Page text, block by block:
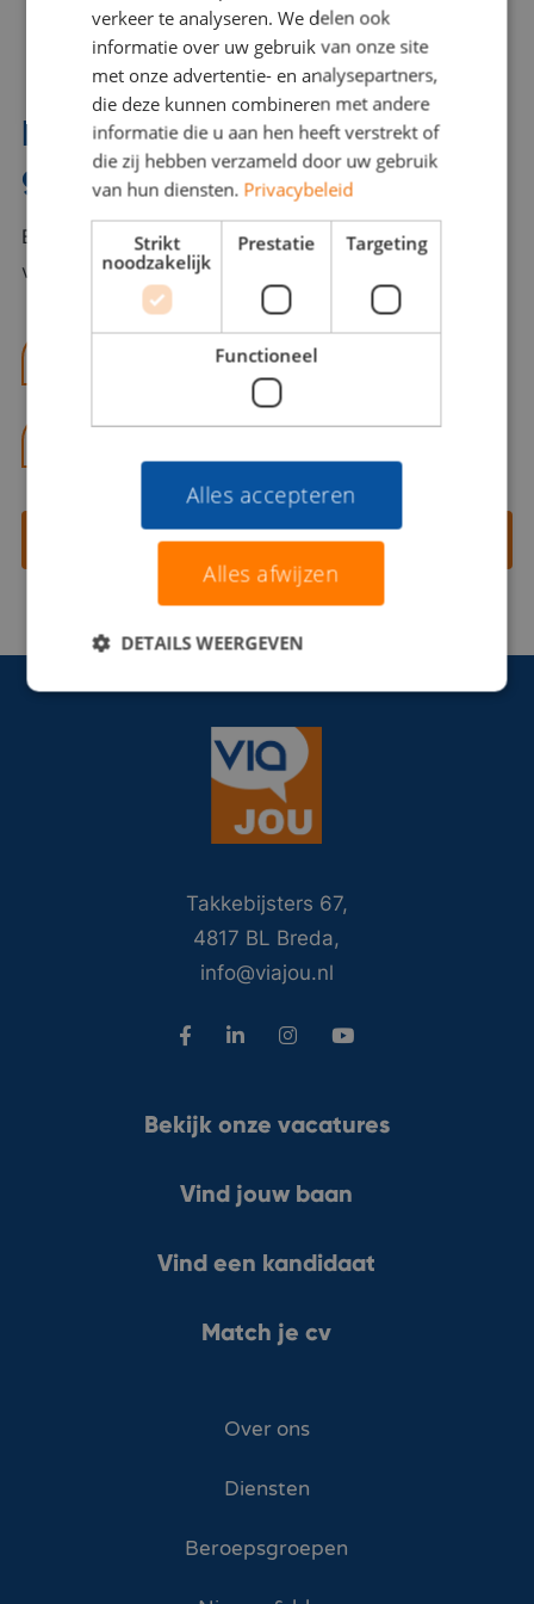
Interesse? Benno helpt je
graag verder!
Bel of mail Benno met al jouw vragen. Benno staat
voor je klaar en helpt je graag!
benno@viajou.nl
Contact opnemen
Takkebijsters 67,
4817 BL Breda,
info@viajou.nl
Bekijk onze vacatures
Vind jouw baan
Vind een kandidaat
Match je cv
Over ons
Diensten
Beroepsgroepen
verkeer te analyseren. We delen ook
informatie over uw gebruik van onze site
met onze advertentie- en analysepartners,
die deze kunnen combineren met andere
informatie die u aan hen heeft verstrekt of
die zij hebben verzameld door uw gebruik
van hun diensten. Privacybeleid
Strikt
noodzakelijk
Prestatie Targeting
Functioneel
Alles accepteren
Alles afwijzen
DETAILS WEERGEVEN